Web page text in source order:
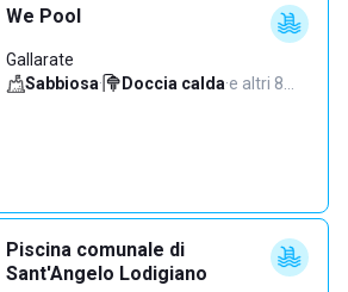
We Pool
Gallarate
Sabbiosa· Doccia calda·e altri 8…
Piscina comunale di
Sant'Angelo Lodigiano